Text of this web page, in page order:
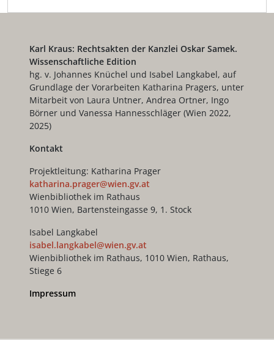
Karl Kraus: Rechtsakten der Kanzlei Oskar Samek.
Wissenschaftliche Edition
hg. v. Johannes Knüchel und Isabel Langkabel, auf
Grundlage der Vorarbeiten Katharina Pragers, unter
Mitarbeit von Laura Untner, Andrea Ortner, Ingo
Börner und Vanessa Hannesschläger (Wien 2022,
2025)
Kontakt
Projektleitung: Katharina Prager
katharina.prager@wien.gv.at
Wienbibliothek im Rathaus
1010 Wien, Bartensteingasse 9, 1. Stock
Isabel Langkabel
isabel.langkabel@wien.gv.at
Wienbibliothek im Rathaus, 1010 Wien, Rathaus,
Stiege 6
Impressum